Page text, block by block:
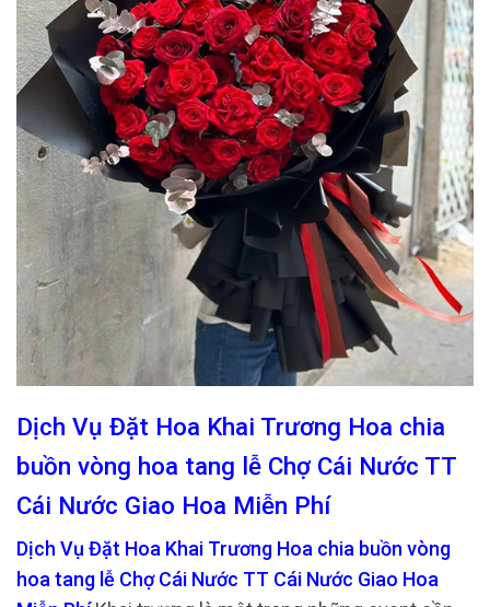
Dịch Vụ Đặt Hoa Khai Trương Hoa chia
buồn vòng hoa tang lễ Chợ Cái Nước TT
Cái Nước Giao Hoa Miễn Phí
Dịch Vụ Đặt Hoa Khai Trương Hoa chia buồn vòng
hoa tang lễ Chợ Cái Nước TT Cái Nước Giao Hoa